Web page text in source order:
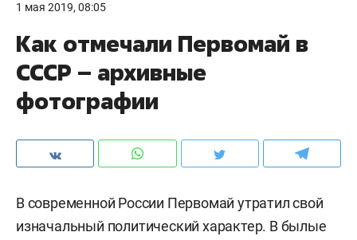
1 мая 2019, 08:05
Как отмечали Первомай в
СССР – архивные
фотографии
В современной России Первомай утратил свой
изначальный политический характер. В былые